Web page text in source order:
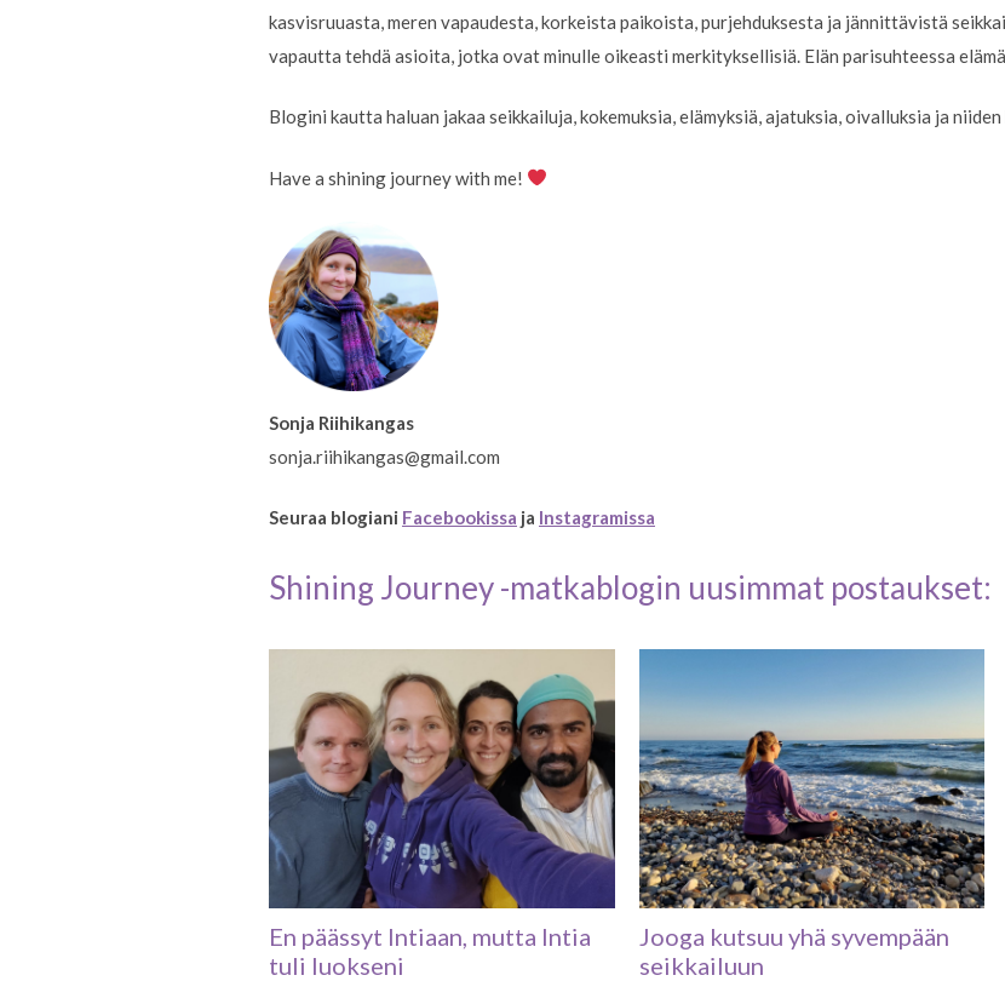
kasvisruuasta, meren vapaudesta, korkeista paikoista, purjehduksesta ja jännittävistä
vapautta tehdä asioita, jotka ovat minulle oikeasti merkityksellisiä. Elän parisuhteessa
Blogini kautta haluan jakaa seikkailuja, kokemuksia, elämyksiä, ajatuksia, oivalluksia ja
Have a shining journey with me!
Sonja Riihikangas
sonja.riihikangas@gmail.com
Seuraa blogiani Facebookissa ja Instagramissa
Shining Journey -matkablogin uusimmat postaukset:
En päässyt Intiaan, mutta Intia
tuli luokseni
Jooga kutsuu yhä syvempään
seikkailuun